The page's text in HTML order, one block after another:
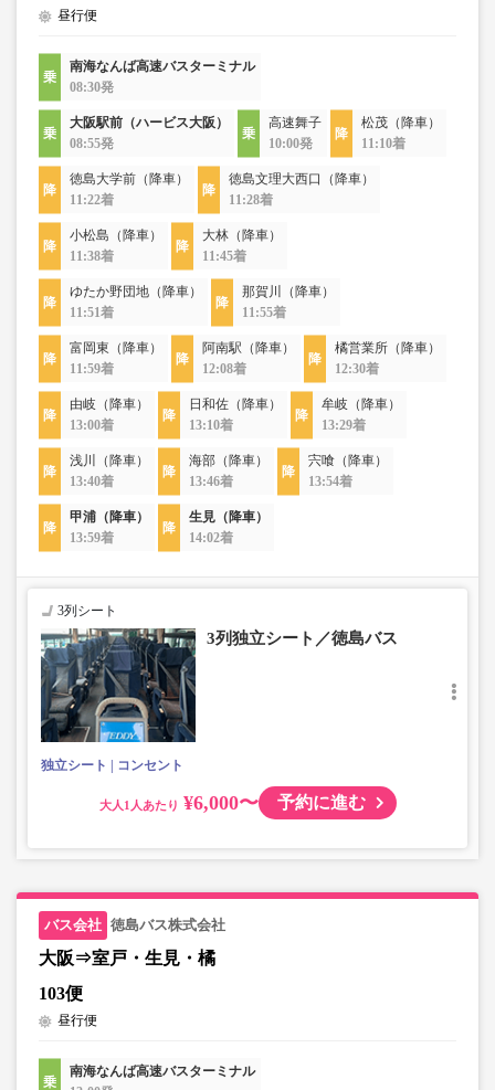
昼行便
南海なんば高速バスターミナル
08:30発
大阪駅前（ハービス大阪）
08:55発
高速舞子
10:00発
松茂（降車）
11:10着
徳島大学前（降車）
11:22着
徳島文理大西口（降車）
11:28着
小松島（降車）
11:38着
大林（降車）
11:45着
ゆたか野団地（降車）
11:51着
那賀川（降車）
11:55着
富岡東（降車）
11:59着
阿南駅（降車）
12:08着
橘営業所（降車）
12:30着
由岐（降車）
13:00着
日和佐（降車）
13:10着
牟岐（降車）
13:29着
浅川（降車）
13:40着
海部（降車）
13:46着
宍喰（降車）
13:54着
甲浦（降車）
13:59着
生見（降車）
14:02着
3列シート
3列独立シート／徳島バス
独立シート コンセント
大人 ¥6,000〜 予約に進む
徳島バス株式会社
大阪⇒室戸・生見・橘
103便
昼行便
南海なんば高速バスターミナル